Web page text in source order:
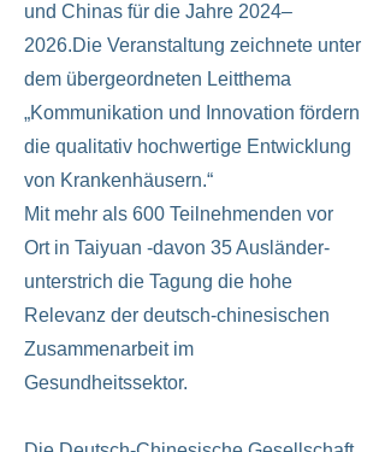
und Chinas für die Jahre 2024–
2026.Die Veranstaltung zeichnete unter
dem übergeordneten Leitthema
„Kommunikation und Innovation fördern
die qualitativ hochwertige Entwicklung
von Krankenhäusern.“
Mit mehr als 600 Teilnehmenden vor
Ort in Taiyuan -davon 35 Ausländer-
unterstrich die Tagung die hohe
Relevanz der deutsch-chinesischen
Zusammenarbeit im
Gesundheitssektor.